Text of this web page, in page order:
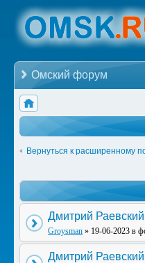
Омский форум
Вернуться к расширенному
Дмитрий
Groysman » 19-06-2023 в
Дмитрий